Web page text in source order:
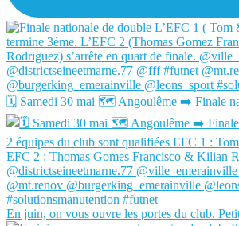
🗓️ Samedi 30 mai 🗺️ Angoulême ➡️ Finale
En juin, on vous ouvre les portes du club.